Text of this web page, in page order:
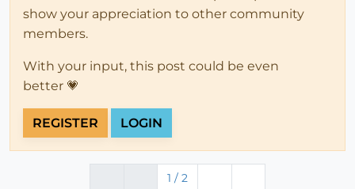
show your appreciation to other community
members.
With your input, this post could be even
better 💗
REGISTER LOGIN
1 / 2